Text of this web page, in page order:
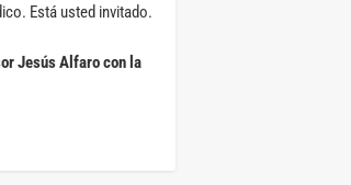
Está usted invitado.
Jesús Alfaro con la